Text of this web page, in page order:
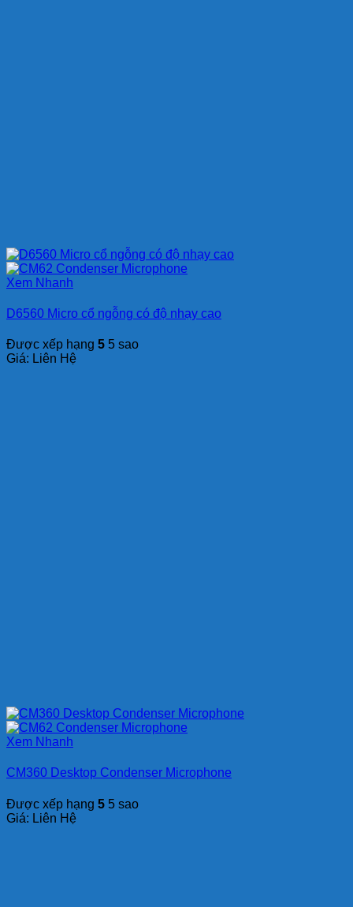
Xem Nhanh
D6560 Micro cổ ngỗng có độ nhạy cao
Được xếp hạng 5 5 sao
Giá: Liên Hệ
Xem Nhanh
CM360 Desktop Condenser Microphone
Được xếp hạng 5 5 sao
Giá: Liên Hệ